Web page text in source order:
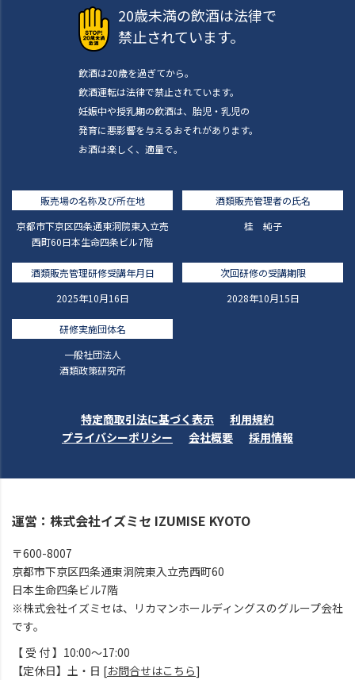
20歳未満の飲酒は法律で
禁止されています。
飲酒は20歳を過ぎてから。
飲酒運転は法律で禁止されています。
妊娠中や授乳期の飲酒は、胎児・乳児の
発育に悪影響を与えるおそれがあります。
お酒は楽しく、適量で。
販売場の名称及び所在地
京都市下京区四条通東洞院東入立売
西町60日本生命四条ビル7階
酒類販売管理者の氏名
桂 純子
酒類販売管理研修受講年月日
2025年10月16日
次回研修の受講期限
2028年10月15日
研修実施団体名
一般社団法人
酒類政策研究所
特定商取引法に基づく表示
利用規約
プライバシーポリシー
会社概要 採用情報
運営：株式会社イズミセ IZUMISE KYOTO
〒600-8007
京都市下京区四条通東洞院東入立売西町60
日本生命四条ビル7階
※株式会社イズミセは、リカマンホールディングスのグループ会社
です。
【 受 付 】10:00～17:00
【定休日】土・日 [お問合せはこちら]